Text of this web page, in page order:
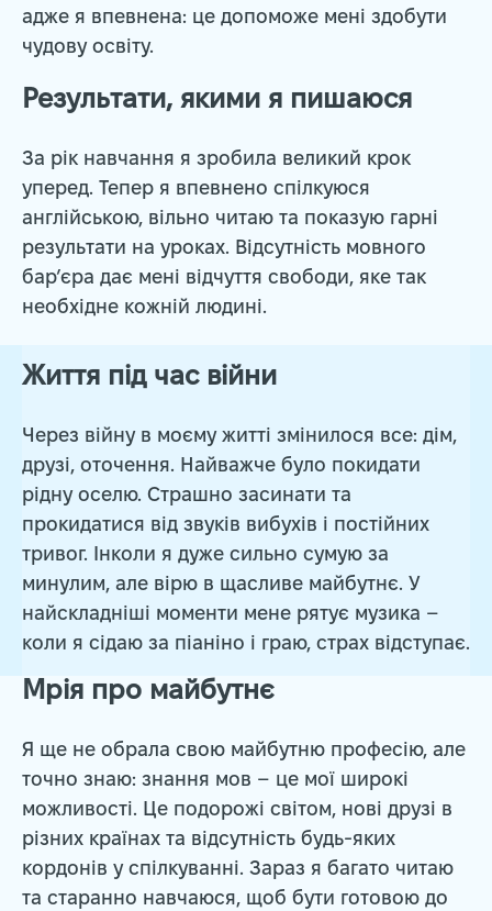
адже я впевнена: це допоможе мені здобути
чудову освіту.
Результати, якими я пишаюся
За рік навчання я зробила великий крок
уперед. Тепер я впевнено спілкуюся
англійською, вільно читаю та показую гарні
результати на уроках. Відсутність мовного
бар’єра дає мені відчуття свободи, яке так
необхідне кожній людині.
Життя під час війни
Через війну в моєму житті змінилося все: дім,
друзі, оточення. Найважче було покидати
рідну оселю. Страшно засинати та
прокидатися від звуків вибухів і постійних
тривог. Інколи я дуже сильно сумую за
минулим, але вірю в щасливе майбутнє. У
найскладніші моменти мене рятує музика –
коли я сідаю за піаніно і граю, страх відступає.
Мрія про майбутнє
Я ще не обрала свою майбутню професію, але
точно знаю: знання мов – це мої широкі
можливості. Це подорожі світом, нові друзі в
різних країнах та відсутність будь-яких
кордонів у спілкуванні. Зараз я багато читаю
та старанно навчаюся, щоб бути готовою до